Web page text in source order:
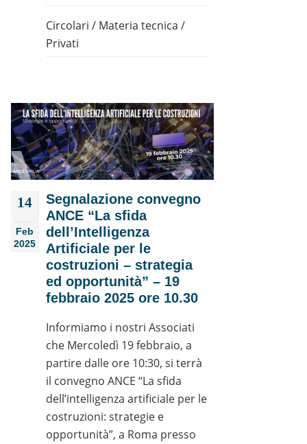
Circolari / Materia tecnica /
Privati
14
Feb
2025
Segnalazione convegno
ANCE “La sfida
dell’Intelligenza
Artificiale per le
costruzioni – strategia
ed opportunità” – 19
febbraio 2025 ore 10.30
Informiamo i nostri Associati
che Mercoledì 19 febbraio, a
partire dalle ore 10:30, si terrà
il convegno ANCE “La sfida
dell’intelligenza artificiale per le
costruzioni: strategie e
opportunità”, a Roma presso